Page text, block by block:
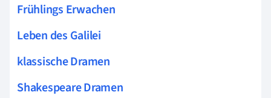
Frühlings Erwachen
Leben des Galilei
klassische Dramen
Shakespeare Dramen